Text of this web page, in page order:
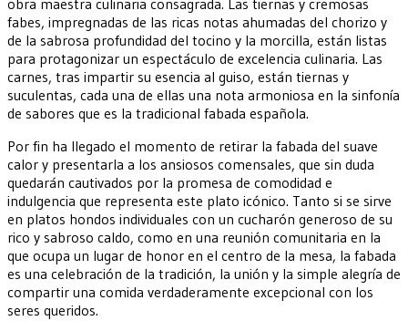
obra maestra culinaria consagrada. Las tiernas y cremosas
fabes, impregnadas de las ricas notas ahumadas del chorizo y
de la sabrosa profundidad del tocino y la morcilla, están listas
para protagonizar un espectáculo de excelencia culinaria. Las
carnes, tras impartir su esencia al guiso, están tiernas y
suculentas, cada una de ellas una nota armoniosa en la sinfonía
de sabores que es la tradicional fabada española.
Por fin ha llegado el momento de retirar la fabada del suave
calor y presentarla a los ansiosos comensales, que sin duda
quedarán cautivados por la promesa de comodidad e
indulgencia que representa este plato icónico. Tanto si se sirve
en platos hondos individuales con un cucharón generoso de su
rico y sabroso caldo, como en una reunión comunitaria en la
que ocupa un lugar de honor en el centro de la mesa, la fabada
es una celebración de la tradición, la unión y la simple alegría de
compartir una comida verdaderamente excepcional con los
seres queridos.